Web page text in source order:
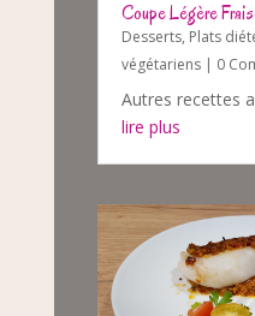
Coupe Légère
Desserts, Plats
végétariens| 0
Autres recettes
lire plus